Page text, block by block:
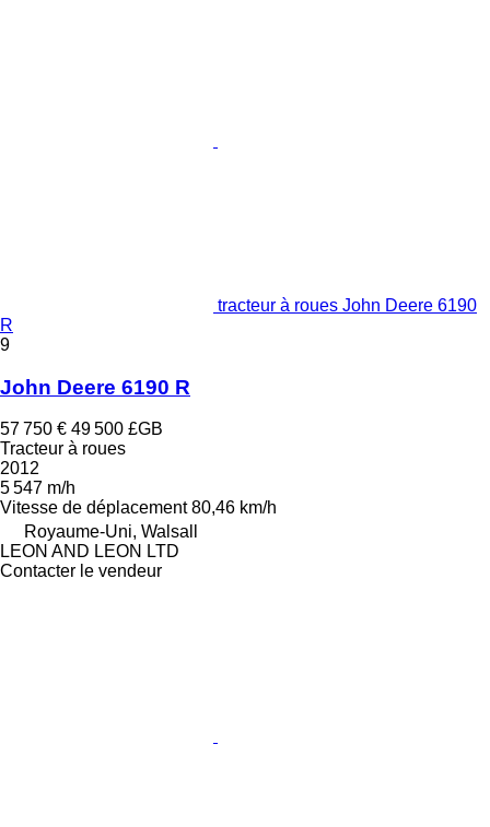
tracteur à roues John Deere 6190
R
9
John Deere 6190 R
57 750 € 49 500 £GB
Tracteur à roues
2012
5 547 m/h
Vitesse de déplacement 80,46 km/h
Royaume-Uni, Walsall
LEON AND LEON LTD
Contacter le vendeur